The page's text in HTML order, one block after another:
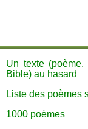
Un texte
Bible) au hasard
Liste des poèmes
1000 poèmes